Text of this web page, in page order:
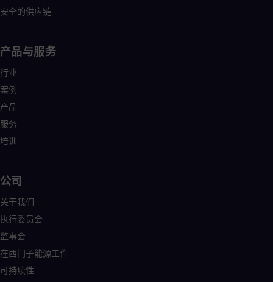
安全的供应链
产品与服务
行业
案例
产品
服务
培训
公司
关于我们
执行委员会
监事会
在西门子能源工作
可持续性